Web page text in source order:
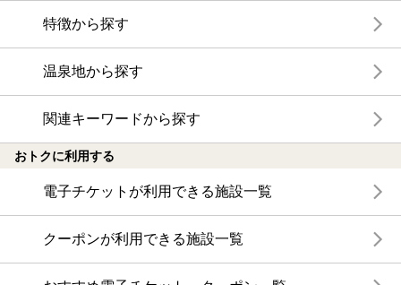
特徴から探す
温泉地から探す
関連キーワードから探す
おトクに利用する
電子チケットが利用できる施設一覧
クーポンが利用できる施設一覧